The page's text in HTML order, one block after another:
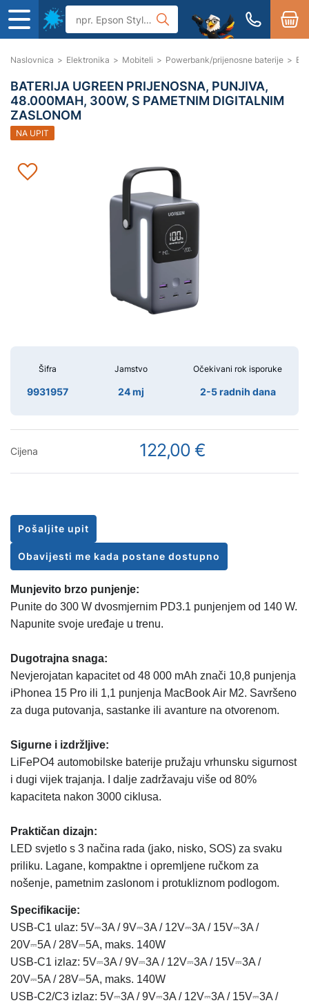
Naslovnica > Elektronika > Mobiteli > Powerbank/prijenosne baterije >
Munjevito brzo punjenje:
Punite do 300 W dvosmjernim PD3.1 punjenjem od 140 W.
Napunite svoje uređaje u trenu.
Dugotrajna snaga:
Nevjerojatan kapacitet od 48 000 mAh znači 10,8 punjenja
iPhonea 15 Pro ili 1,1 punjenja MacBook Air M2. Savršeno
za duga putovanja, sastanke ili avanture na otvorenom.
Sigurne i izdržljive:
LiFePO4 automobilske baterije pružaju vrhunsku sigurnost
i dugi vijek trajanja. I dalje zadržavaju više od 80%
kapaciteta nakon 3000 ciklusa.
Praktičan dizajn:
LED svjetlo s 3 načina rada (jako, nisko, SOS) za svaku
priliku. Lagane, kompaktne i opremljene ručkom za
nošenje, pametnim zaslonom i protukliznom podlogom.
Specifikacije:
USB-C1 ulaz: 5V⎓3A / 9V⎓3A / 12V⎓3A / 15V⎓3A /
20V⎓5A / 28V⎓5A, maks. 140W
USB-C1 izlaz: 5V⎓3A / 9V⎓3A / 12V⎓3A / 15V⎓3A /
20V⎓5A / 28V⎓5A, maks. 140W
USB-C2/C3 izlaz: 5V⎓3A / 9V⎓3A / 12V⎓3A / 15V⎓3A /
BATERIJA UGREEN PRIJENOSNA, PUNJIVA,
48.000MAH, 300W, S PAMETNIM DIGITALNIM
ZASLONOM
NA UPIT
Šifra
9931957
Jamstvo
24 mj
Očekivani rok isporuke
2-5 radnih dana
Cijena 122,00 €
Pošaljite upit
Obavijesti me kada postane dostupno